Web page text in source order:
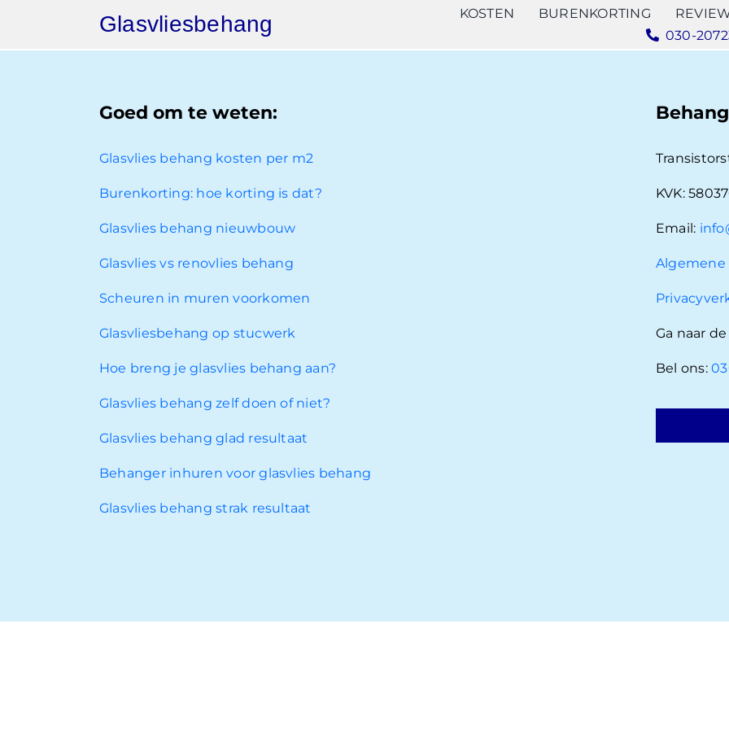
inhoud
Glasvliesbehang KOSTEN BURENKORTING
030-
Goed om te weten:
Glasvlies behang kosten per m2
Burenkorting: hoe korting is dat?
Glasvlies behang nieuwbouw
Glasvlies vs renovlies behang
Scheuren in muren voorkomen
Glasvliesbehang op stucwerk
Hoe breng je glasvlies behang aan?
Glasvlies behang zelf doen of niet?
Glasvlies behang glad resultaat
Behanger inhuren voor glasvlies behang
Glasvlies behang strak resultaat
KVK:
Email:
Algemene
Ga naar de
Bel ons: